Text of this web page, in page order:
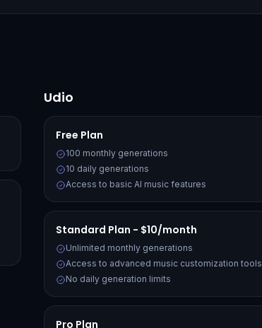
Udio
Free Plan
100 monthly generations
10 daily generations
Access to basic AI music features
Standard Plan - $10/month
Unlimited monthly generations
Access to advanced music customization tools
No daily generation limits
Pro Plan